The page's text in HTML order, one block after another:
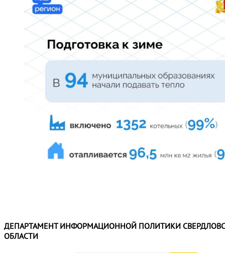
ДЕПАРТАМЕНТ ИНФОРМАЦИОННОЙ ПОЛИТИКИ
ОБЛАСТИ